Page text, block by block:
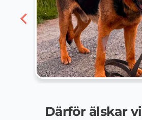
Därför älskar